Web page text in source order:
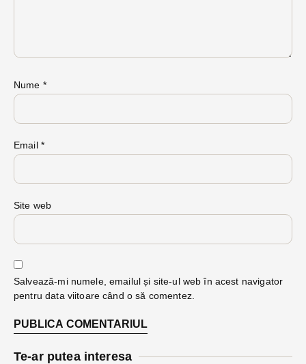
Nume *
Email *
Site web
Salvează-mi numele, emailul și site-ul web în acest navigator
pentru data viitoare când o să comentez.
Te-ar putea interesa